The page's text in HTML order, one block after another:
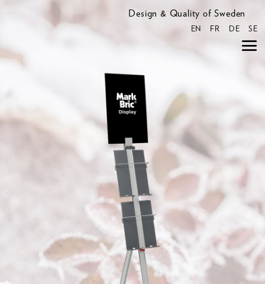
Design & Quality of Sweden
EN FR DE SE